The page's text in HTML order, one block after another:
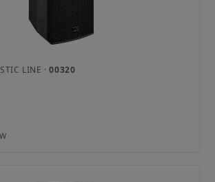
voor een conferentie, een high‑impact
of een modulair PA‑systeem voor
of adviesgesprek aan bij Total Sonic.
LINE ·00320